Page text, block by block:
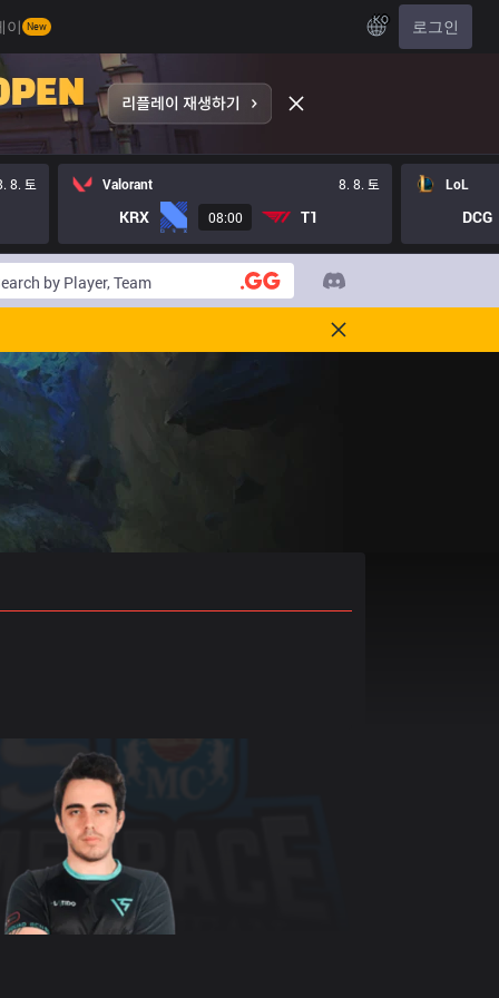
이 New KO 로그인
8. 토 Valorant 8. 8. 토
KRX 08:00 T1
LoL
DCG